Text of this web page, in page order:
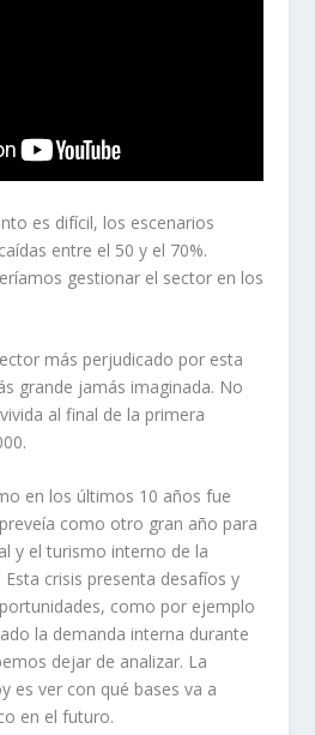
es difícil, los escenarios
entre el 50 y el 70%.
gestionar el sector en los
más perjudicado por esta
grande jamás imaginada. No
al final de la primera
en los últimos 10 años fue
como otro gran año para
y el turismo interno de la
crisis presenta desafíos y
como por ejemplo
la demanda interna durante
dejar de analizar. La
es ver con qué bases va a
en el futuro.